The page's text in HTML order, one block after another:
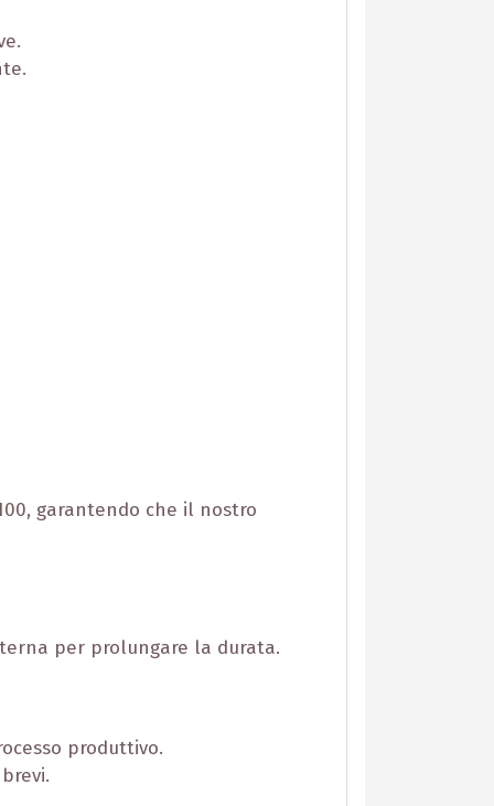
garantendo che il nostro
per prolungare la durata.
produttivo.